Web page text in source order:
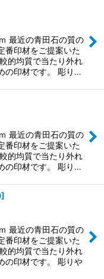
最近の青田石の質の
番印材をご提案いた
的均質で当たり外れ
の印材です。 彫り…
最近の青田石の質の
番印材をご提案いた
的均質で当たり外れ
の印材です。 彫り…
]
最近の青田石の質の
番印材をご提案いた
的均質で当たり外れ
の印材です。 彫りや